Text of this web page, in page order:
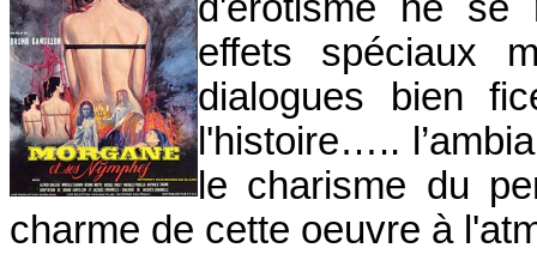
effets spéciaux
dialogues bien
l'histoire…..
le charisme du
charme de cette oeuvre à